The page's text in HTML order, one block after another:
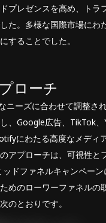
プレゼンスを高め、トラ
た。多様な国際市場にわ
することでした。
ローチ
ニーズに合わせて調整さ
、Google広告、TikTok、
にわたる高度なメディ
アプローチは、可視性と
ドファネルキャンペー
めのローワーファネルの
のとおりです。